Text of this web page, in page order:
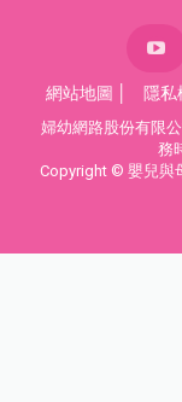
網站地圖 隱私
婦幼網路股份有限
務
Copyright © 嬰兒與